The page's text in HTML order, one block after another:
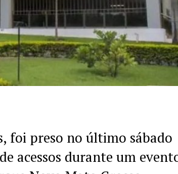
foi preso no último sábado
acessos durante um